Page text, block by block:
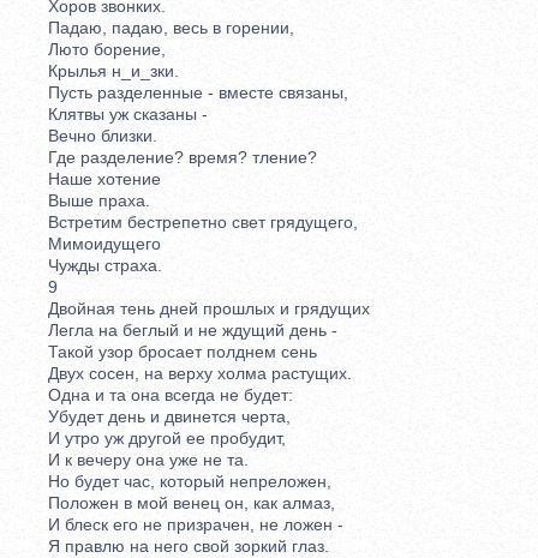
Хоров звонких.
Падаю, падаю, весь в горении,
Люто борение,
Крылья н_и_зки.
Пусть разделенные - вместе связаны,
Клятвы уж сказаны -
Вечно близки.
Где разделение? время? тление?
Наше хотение
Выше праха.
Встретим бестрепетно свет грядущего,
Мимоидущего
Чужды страха.
9
Двойная тень дней прошлых и грядущих
Легла на беглый и не ждущий день -
Такой узор бросает полднем сень
Двух сосен, на верху холма растущих.
Одна и та она всегда не будет:
Убудет день и двинется черта,
И утро уж другой ее пробудит,
И к вечеру она уже не та.
Но будет час, который непреложен,
Положен в мой венец он, как алмаз,
И блеск его не призрачен, не ложен -
Я правлю на него свой зоркий глаз.